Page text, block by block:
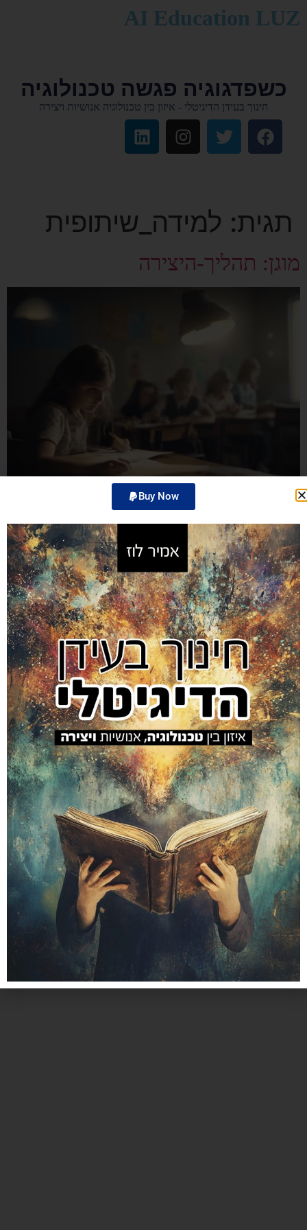
AI Education LUZ
כשפדגוגיה פגשה טכנולוגיה
חינוך בעידן הדיגיטלי - איזון בין טכנולוגיה אנושיות ויצירה
תגית: למידה_שיתופית
מוגן: תהליך-היצירה
זהו פוסט מוגן ואין לו תקציר.
Amir Luz's EDUCATION site
מאמר ביוגרפיה אמיר #100 אלמנטור #469
הספר
אלמנטור #559
אלמנטור #845 קיור
חינוך דיגיטלי
2026
Buy Now